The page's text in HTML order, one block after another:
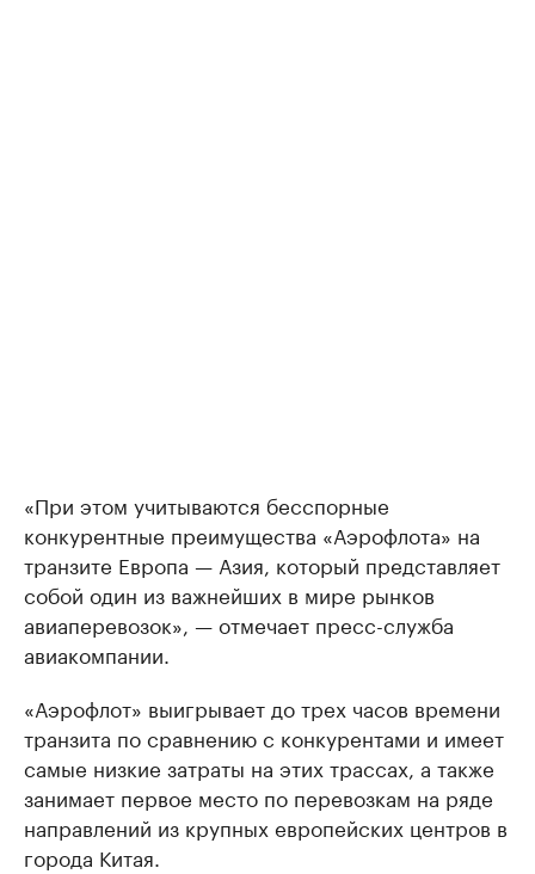
«При этом учитываются бесспорные
конкурентные преимущества «Аэрофлота» на
транзите Европа — Азия, который представляет
собой один из важнейших в мире рынков
авиаперевозок», — отмечает пресс-служба
авиакомпании.
«Аэрофлот» выигрывает до трех часов времени
транзита по сравнению с конкурентами и имеет
самые низкие затраты на этих трассах, а также
занимает первое место по перевозкам на ряде
направлений из крупных европейских центров в
города Китая.